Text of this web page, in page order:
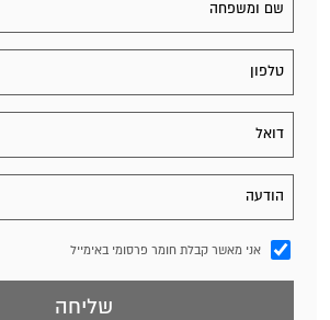
אני מאשר קבלת חומר פרסומי באימייל